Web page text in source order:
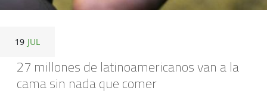
19 JUL
27 millones de latinoamericanos van a la
cama sin nada que comer